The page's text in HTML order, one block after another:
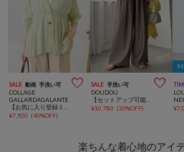
SALE 動画 手洗い可 
COLLAGE
GALLARDAGALANTE
¥7,920 (40%OFF)
SALE 手洗い可 
DOUDOU
¥10,780 (30%OFF)
¥
楽ちんな着心地のアイ